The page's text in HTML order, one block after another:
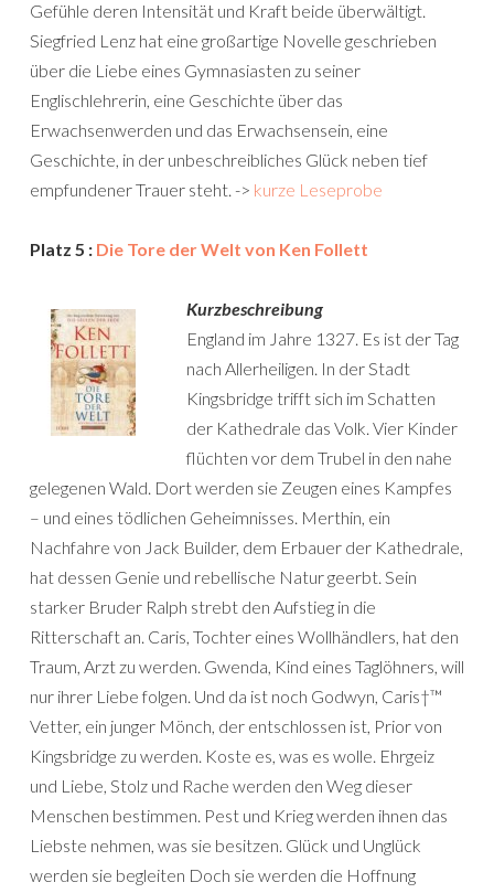
Gefühle deren Intensität und Kraft beide überwältigt.
Siegfried Lenz hat eine großartige Novelle geschrieben
über die Liebe eines Gymnasiasten zu seiner
Englischlehrerin, eine Geschichte über das
Erwachsenwerden und das Erwachsensein, eine
Geschichte, in der unbeschreibliches Glück neben tief
empfundener Trauer steht. -> kurze Leseprobe
Platz 5 : Die Tore der Welt von Ken Follett
Kurzbeschreibung
England im Jahre 1327. Es ist der Tag
nach Allerheiligen. In der Stadt
Kingsbridge trifft sich im Schatten
der Kathedrale das Volk. Vier Kinder
flüchten vor dem Trubel in den nahe
gelegenen Wald. Dort werden sie Zeugen eines Kampfes
– und eines tödlichen Geheimnisses. Merthin, ein
Nachfahre von Jack Builder, dem Erbauer der Kathedrale,
hat dessen Genie und rebellische Natur geerbt. Sein
starker Bruder Ralph strebt den Aufstieg in die
Ritterschaft an. Caris, Tochter eines Wollhändlers, hat den
Traum, Arzt zu werden. Gwenda, Kind eines Taglöhners, will
nur ihrer Liebe folgen. Und da ist noch Godwyn, Caris†™
Vetter, ein junger Mönch, der entschlossen ist, Prior von
Kingsbridge zu werden. Koste es, was es wolle. Ehrgeiz
und Liebe, Stolz und Rache werden den Weg dieser
Menschen bestimmen. Pest und Krieg werden ihnen das
Liebste nehmen, was sie besitzen. Glück und Unglück
werden sie begleiten Doch sie werden die Hoffnung